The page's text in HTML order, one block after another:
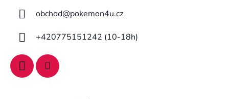
obchod@pokemon4u.cz
+420775151242 (10-18h)